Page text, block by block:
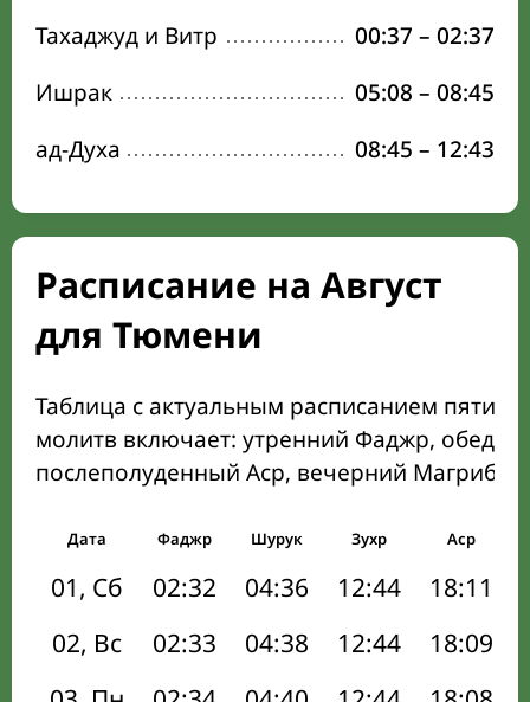
Тахаджуд и Витр 00:37 – 02:37
Ишрак
05:08 – 08:45
ад-Духа
08:45 – 12:43
Расписание на Август
для Тюмени
Таблица с актуальным расписанием пяти
молитв включает: утренний Фаджр,
послеполуденный Аср, вечерний Магриб
Дата Фаджр Шурук Зухр Аср
01, Сб 02:32 04:36 12:44 18:11
02, Вс
02:33 04:38 12:44 18:09